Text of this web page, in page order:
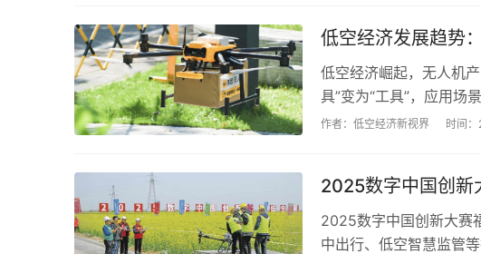
低空经济发展趋势
低空经济崛起，无人机
具”变为“工具”，应用场
加速布局，但仍面临空域
作者：低空经济新视界 时间
2025数字中国创新
2025数字中国创新大赛
中出行、低空智慧监管